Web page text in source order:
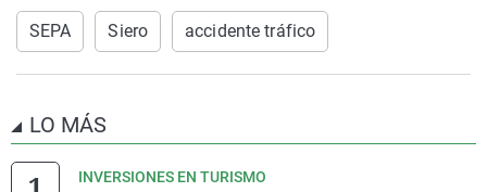
SEPA Siero accidente tráfico
LO MÁS
INVERSIONES EN TURISMO